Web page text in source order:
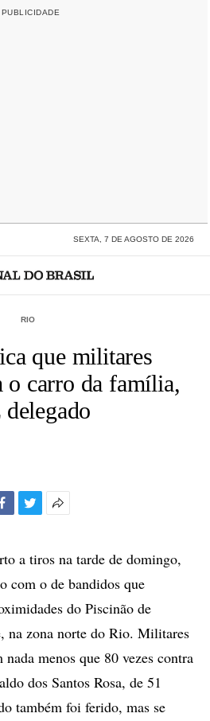
SEXTA, 7 DE AGOSTO DE 2026
RIO
que militares
o carro da família,
delegado
compartilhamento
a tiros na tarde de domingo,
com o de bandidos que
do Piscinão de
na zona norte do Rio. Militares
menos que 80 vezes contra
dos Santos Rosa, de 51
também foi ferido, mas se